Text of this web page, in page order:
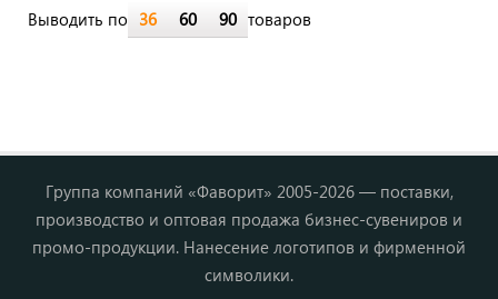
Выводить по 36 60 90 товаров
Группа компаний «Фаворит» 2005-2026 — поставки,
производство и оптовая продажа бизнес-сувениров и
промо-продукции. Нанесение логотипов и фирменной
символики.